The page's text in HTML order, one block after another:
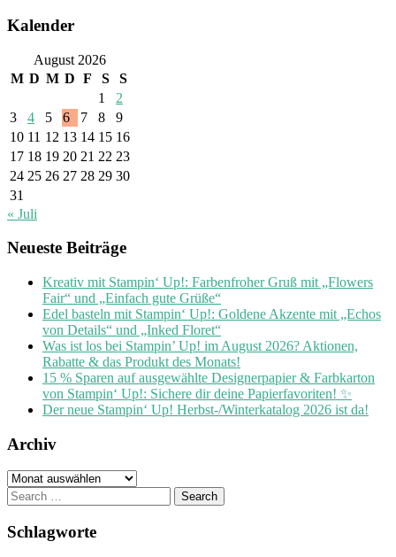
Kalender
August 2026
M D M D F S
S
1
2
3
4 5 6 7 8
9
10 11 12 13 14 15 16
17 18 19 20 21 22 23
24 25 26 27 28 29 30
31
« Juli
Neueste Beiträge
Kreativ mit Stampin‘ Up!: Farbenfroher Gruß mit „Flowers
Fair“ und „Einfach gute Grüße“
Edel basteln mit Stampin‘ Up!: Goldene Akzente mit „Echos
von Details“ und „Inked Floret“
Was ist los bei Stampin’ Up! im August 2026? Aktionen,
Rabatte & das Produkt des Monats!
15 % Sparen auf ausgewählte Designerpapier & Farbkarton
von Stampin‘ Up!: Sichere dir deine Papierfavoriten! ✨
Der neue Stampin‘ Up! Herbst-/Winterkatalog 2026 ist da!
Archiv
Archiv
Search
for:
Schlagworte